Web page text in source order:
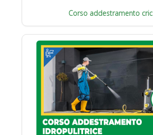
Corso addestramento cric